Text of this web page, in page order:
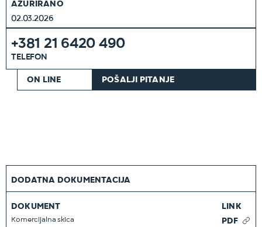
AŽURIRANO
02.03.2026
+381 21 6420 490
TELEFON
ON LINE POŠALJI PITANJE
DODATNA DOKUMENTACIJA
DOKUMENT LINK
Komercijalna skica PDF